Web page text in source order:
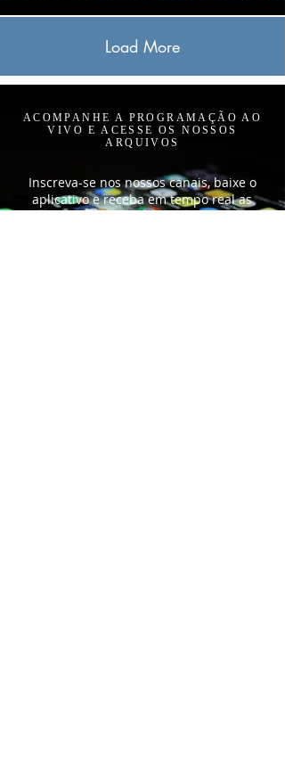
Load More
ACOMPANHE A PROGRAMAÇÃO AO
VIVO E ACESSE OS NOSSOS
ARQUIVOS
Inscreva-se nos nossos canais, baixe o
aplicativo e receba em tempo real as
notificações sobre os novos conteúdos